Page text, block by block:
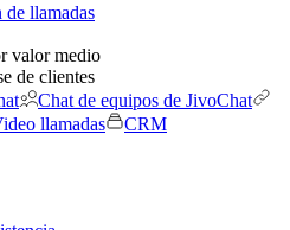
llamadas
valor medio
de clientes
Chat de equipos de JivoChat
llamadas
CRM